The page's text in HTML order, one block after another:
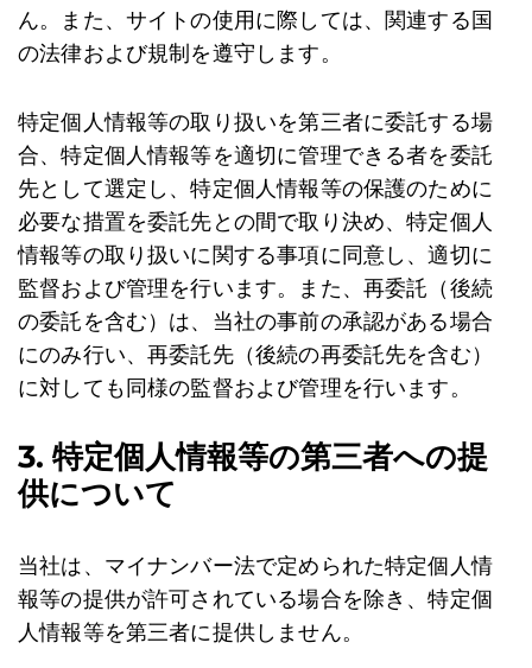
ん。また、サイトの使用に際しては、関連する国
の法律および規制を遵守します。
特定個人情報等の取り扱いを第三者に委託する場
合、特定個人情報等を適切に管理できる者を委託
先として選定し、特定個人情報等の保護のために
必要な措置を委託先との間で取り決め、特定個人
情報等の取り扱いに関する事項に同意し、適切に
監督および管理を行います。また、再委託（後続
の委託を含む）は、当社の事前の承認がある場合
にのみ行い、再委託先（後続の再委託先を含む）
に対しても同様の監督および管理を行います。
3. 特定個人情報等の第三者への提
供について
当社は、マイナンバー法で定められた特定個人情
報等の提供が許可されている場合を除き、特定個
人情報等を第三者に提供しません。